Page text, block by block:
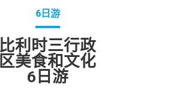
6日游
比利时三行政
区美食和文化
6日游